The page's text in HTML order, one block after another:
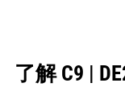
了解 C9 |